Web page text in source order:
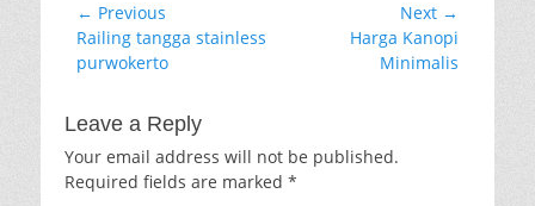
Post
navigation
← Previous
Previous
post:
Railing tangga stainless
purwokerto
Next →
Harga Kanopi
Minimalis
Leave a Reply
Your email address will not be published.
Required fields are marked *